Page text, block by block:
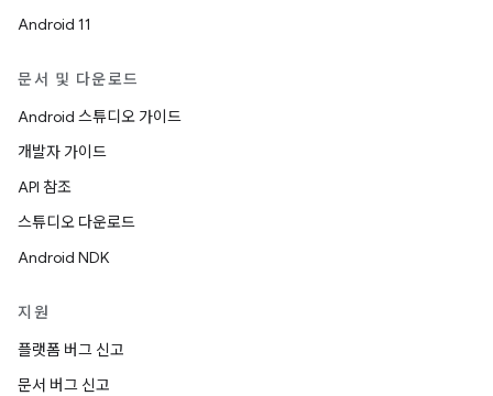
Android 11
문서 및 다운로드
Android 스튜디오 가이드
개발자 가이드
API 참조
스튜디오 다운로드
Android NDK
지원
플랫폼 버그 신고
문서 버그 신고